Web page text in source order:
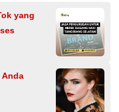
yang
Anda